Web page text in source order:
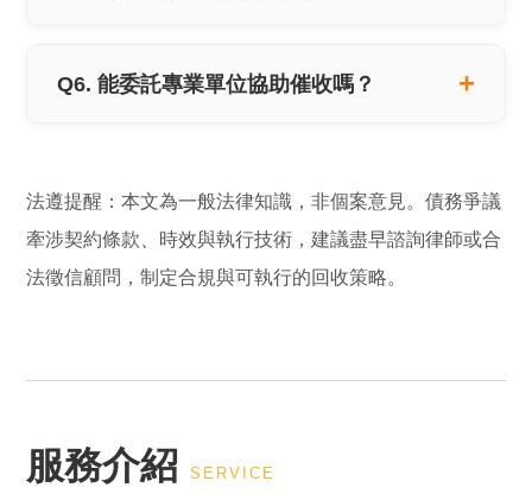
Q6. 能委託專業單位協助催收嗎？
法遵提醒：本文為一般法律知識，非個案意見。債務爭議
牽涉契約條款、時效與執行技術，建議盡早諮詢律師或合
法徵信顧問，制定合規與可執行的回收策略。
服務介紹 SERVICE